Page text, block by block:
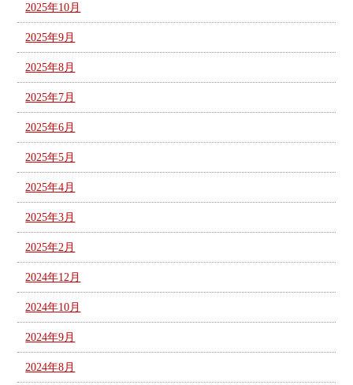
2025年10月
2025年9月
2025年8月
2025年7月
2025年6月
2025年5月
2025年4月
2025年3月
2025年2月
2024年12月
2024年10月
2024年9月
2024年8月